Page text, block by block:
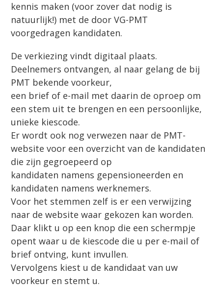
kennis maken (voor zover dat nodig is
natuurlijk!) met de door VG-PMT
voorgedragen kandidaten.
De verkiezing vindt digitaal plaats.
Deelnemers ontvangen, al naar gelang de bij
PMT bekende voorkeur,
een brief of e-mail met daarin de oproep om
een stem uit te brengen en een persoonlijke,
unieke kiescode.
Er wordt ook nog verwezen naar de PMT-
website voor een overzicht van de kandidaten
die zijn gegroepeerd op
kandidaten namens gepensioneerden en
kandidaten namens werknemers.
Voor het stemmen zelf is er een verwijzing
naar de website waar gekozen kan worden.
Daar klikt u op een knop die een schermpje
opent waar u de kiescode die u per e-mail of
brief ontving, kunt invullen.
Vervolgens kiest u de kandidaat van uw
voorkeur en stemt u.